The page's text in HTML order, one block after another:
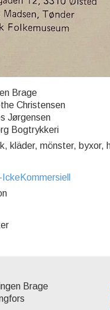
Brage
Christensen
Jørgensen
Bogtrykkeri
kläder, mönster,
Brage